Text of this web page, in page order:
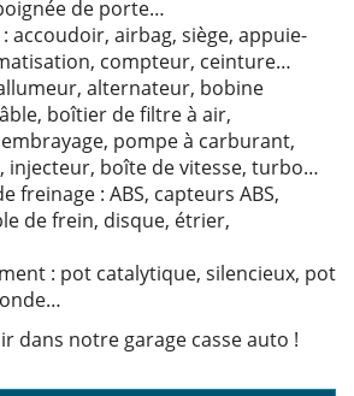
de porte…
accoudoir, airbag, siège, appuie-
compteur, ceinture…
alternateur, bobine
boîtier de filtre à air,
pompe à carburant,
injecteur, boîte de vitesse, turbo…
freinage : ABS, capteurs ABS,
de frein, disque, étrier,
: pot catalytique, silencieux, pot
dans notre garage casse auto !